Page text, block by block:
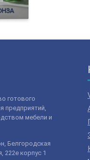
готового
предприятий,
мебели и
Белгородская
222е корпус 1